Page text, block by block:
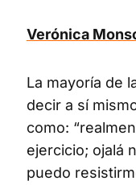
Verónica
La mayoría de
decir a sí
como:
ejercicio; ojalá
puedo